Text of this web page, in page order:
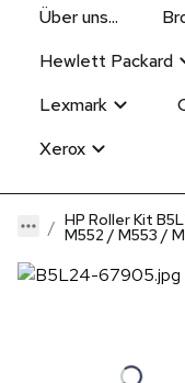
Über uns...
Hewlett Packard
Lexmark
Xerox
HP Roller Kit
M552 / M553 /